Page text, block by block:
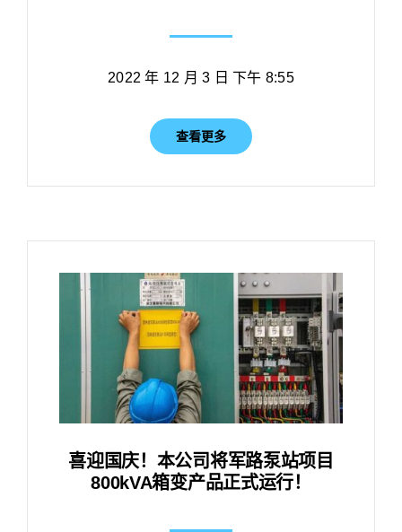
2022 年 12 月 3 日 下午 8:55
查看更多
喜迎国庆！本公司将军路泵站项目
800kVA箱变产品正式运行！